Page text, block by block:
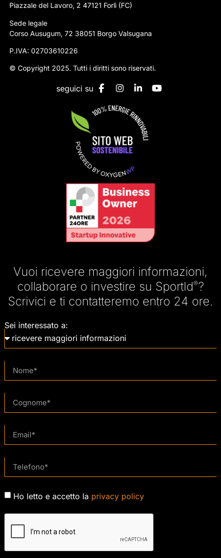
Piazzale del Lavoro, 2 47121 Forlì (FC)
Sede legale
Corso Ausugum, 72 38051 Borgo Valsugana
P.IVA: 02703610226
© Copyright 2025. Tutti i diritti sono riservati.
seguici su
Vuoi ricevere maggiori informazioni,
collaborare o investire su SportId®?
Scrivici e ti contatteremo entro 24 ore.
Sei interessato a:
Ho letto e accetto la privacy policy